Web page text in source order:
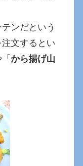
ンだという
文するとい
「から揚げ山